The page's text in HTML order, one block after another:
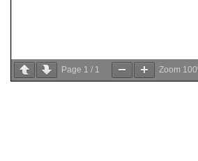
Page 1 / 1 Zoom